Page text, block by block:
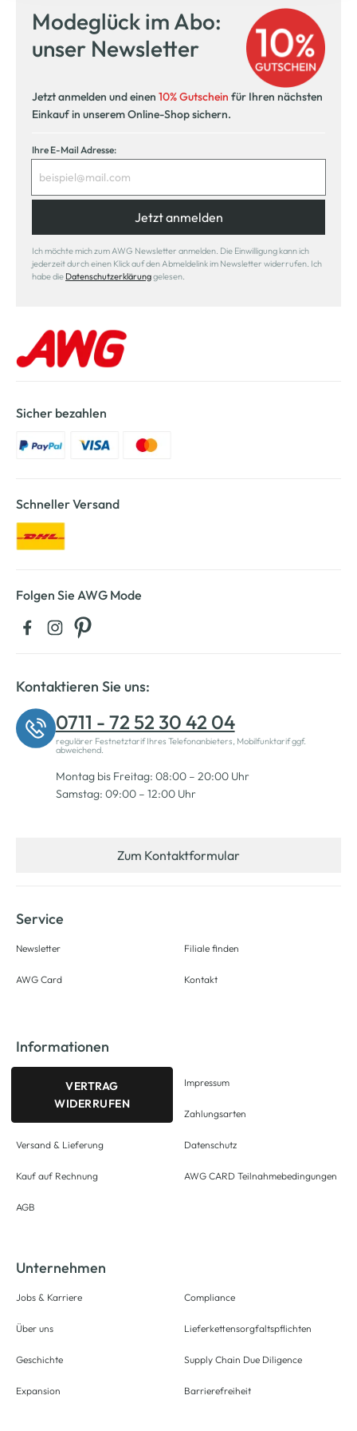
Kostenlose Filiallieferung
in Ihre Wunschfiliale
Modeglück im Abo:
unser Newsletter
Jetzt anmelden und einen 10% Gutschein für Ihren nächsten
Einkauf in unserem Online-Shop sichern.
Ihre E-Mail Adresse:
Jetzt anmelden
Ich möchte mich zum AWG Newsletter anmelden. Die Einwilligung kann ich
jederzeit durch einen Klick auf den Abmeldelink im Newsletter widerrufen. Ich
habe die Datenschutzerklärunggelesen.
Sicher bezahlen
Schneller Versand
Folgen Sie AWG Mode
Kontaktieren Sie uns:
0711 - 72 52 30 42 04
regulärer Festnetztarif Ihres Telefonanbieters, Mobilfunktarif ggf.
abweichend.
Montag bis Freitag: 08:00 – 20:00 Uhr
Samstag: 09:00 – 12:00 Uhr
Zum Kontaktformular
Service
Newsletter
AWG Card
Filiale finden
Kontakt
Informationen
VERTRAG
WIDERRUFEN
Versand & Lieferung
Kauf auf Rechnung
AGB
Impressum
Zahlungsarten
Datenschutz
AWG CARD Teilnahmebedingungen
Unternehmen
Jobs & Karriere
Über uns
Geschichte
Expansion
Compliance
Lieferkettensorgfaltspflichten
Supply Chain Due Diligence
Barrierefreiheit